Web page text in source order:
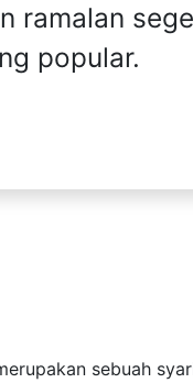
ramalan
popular.
sebuah